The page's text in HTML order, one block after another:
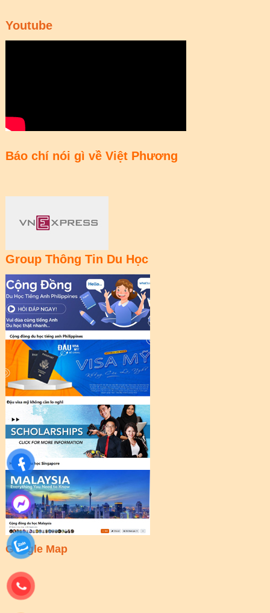
Youtube
Báo chí nói gì về Việt Phương
Group Thông Tin Du Học
Google Map